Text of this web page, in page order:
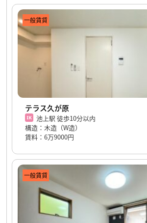
一般賃貸
テラス久が原
池上駅 徒歩10分以内
構造：木造（W造）
賃料：6万9000円
一般賃貸